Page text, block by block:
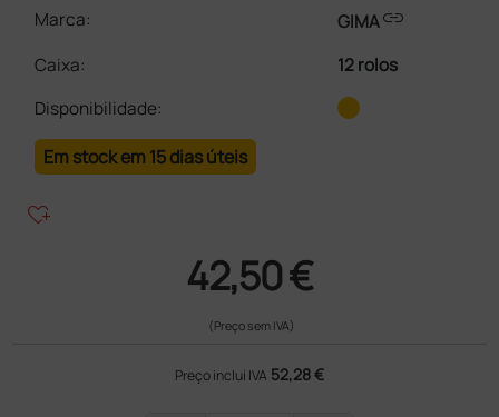
Marca:
GIMAlink
Caixa:
12 rolos
Disponibilidade:
Em stock em 15 dias úteis
heart_plus
42,50 €
(Preço sem IVA)
Preço inclui IVA 52,28 €